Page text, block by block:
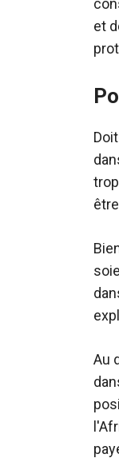
et
Au